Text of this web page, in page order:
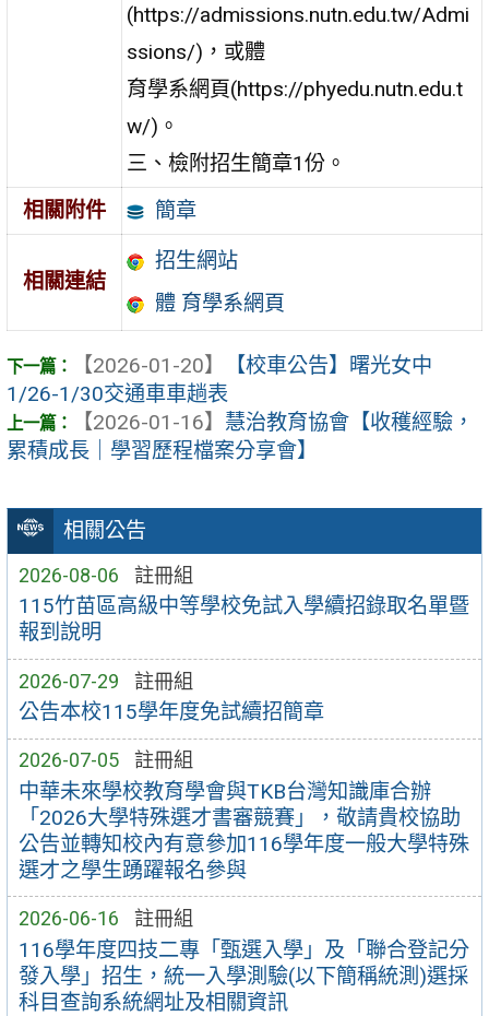
相關公告
2026-08-06 註冊組
115竹苗區高級中等學校免試入學續招錄取名單暨
報到說明
2026-07-29 註冊組
公告本校115學年度免試續招簡章
2026-07-05 註冊組
中華未來學校教育學會與TKB台灣知識庫合辦
「2026大學特殊選才書審競賽」，敬請貴校協助
公告並轉知校內有意參加116學年度一般大學特殊
選才之學生踴躍報名參與
2026-06-16 註冊組
116學年度四技二專「甄選入學」及「聯合登記分
發入學」招生，統一入學測驗(以下簡稱統測)選採
科目查詢系統網址及相關資訊
(https://admissions.nutn.edu.tw/Admi
ssions/)，或體
育學系網頁(https://phyedu.nutn.edu.t
w/)。
三、檢附招生簡章1份。
相關附件
簡章
相關連結
招生網站
體 育學系網頁
【2026-01-20】
【校車公告】曙光女中
1/26-1/30交通車車趟表
【2026-01-16】 慧治教育協會【收穫經驗，
累積成長｜學習歷程檔案分享會】